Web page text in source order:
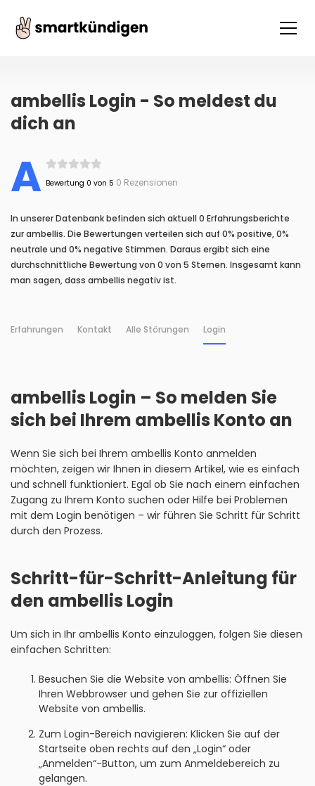
ambellis Login - So meldest du
dich an
A Bewertung 0 von 5 0 Rezensionen
In unserer Datenbank befinden sich aktuell 0 Erfahrungsberichte
zur ambellis. Die Bewertungen verteilen sich auf 0% positive, 0%
neutrale und 0% negative Stimmen. Daraus ergibt sich eine
durchschnittliche Bewertung von 0 von 5 Sternen. Insgesamt kann
man sagen, dass ambellis negativ ist.
Erfahrungen Kontakt Alle Störungen Login
ambellis Login – So melden Sie
sich bei Ihrem ambellis Konto an
Wenn Sie sich bei Ihrem ambellis Konto anmelden
möchten, zeigen wir Ihnen in diesem Artikel, wie es einfach
und schnell funktioniert. Egal ob Sie nach einem einfachen
Zugang zu Ihrem Konto suchen oder Hilfe bei Problemen
mit dem Login benötigen – wir führen Sie Schritt für Schritt
durch den Prozess.
Schritt-für-Schritt-Anleitung für
den ambellis Login
Um sich in Ihr ambellis Konto einzuloggen, folgen Sie diesen
einfachen Schritten:
Besuchen Sie die Website von ambellis: Öffnen Sie
Ihren Webbrowser und gehen Sie zur offiziellen
Website von ambellis.
Zum Login-Bereich navigieren: Klicken Sie auf der
Startseite oben rechts auf den „Login“ oder
„Anmelden“-Button, um zum Anmeldebereich zu
gelangen.